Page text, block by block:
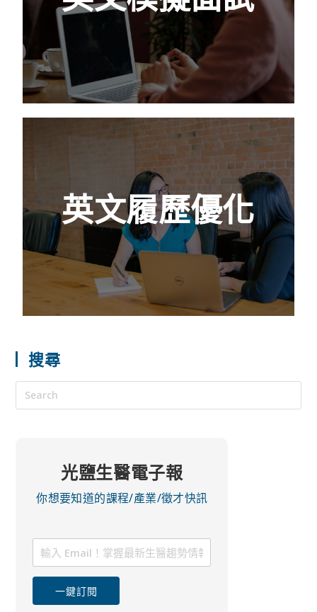
到生技醫藥領域獨有的溝通語言，降低面試滑
鐵盧機率！
查看更多
英文履歷優化
英文履歷優化
面試官對於求職者的第一印象來自於履歷，所
以整體履歷的架構邏輯尤為重要。個人資料的
呈現方式將影響面試官的詢問節奏及重點，也
牽涉到你的預先準備環節。
查看更多
搜尋
光鹽生醫電子報
你想要知道的課程/產業/徵才快訊
一鍵訂閱